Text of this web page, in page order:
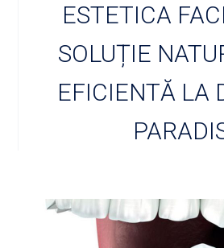
ESTETICA
SOLUȚIE
EFICIENTĂ LA